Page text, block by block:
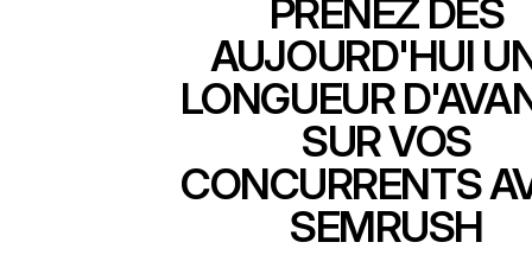
PRENEZ DÈS
AUJOURD'HUI
LONGUEUR
SUR VOS
CONCURRENTS
SEMRUSH